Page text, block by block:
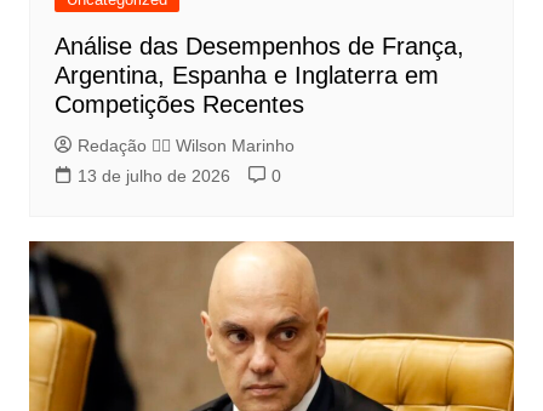
Análise das Desempenhos de França,
Argentina, Espanha e Inglaterra em
Competições Recentes
Redação 👨‍⚖️​ Wilson Marinho
13 de julho de 2026
0